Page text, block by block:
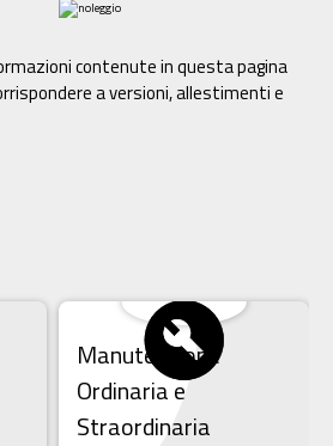
contenute in questa pagina
a versioni, allestimenti e
Manutenzione
Ordinaria e
Straordinaria